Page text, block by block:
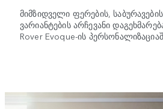
მიმზიდველი ფერების,
ვარიანტების არჩევანი
Rover Evoque-ის